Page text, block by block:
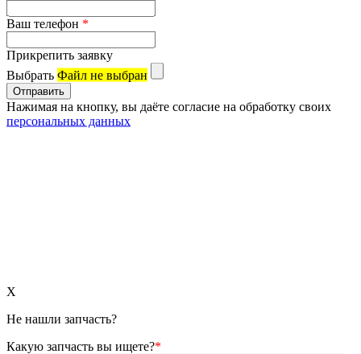
Ваш телефон *
Прикрепить заявку
Выбрать Файл не выбран
Нажимая на кнопку, вы даёте согласие на обработку своих
персональных данных
X
Не нашли запчасть?
Какую запчасть вы ищете?*